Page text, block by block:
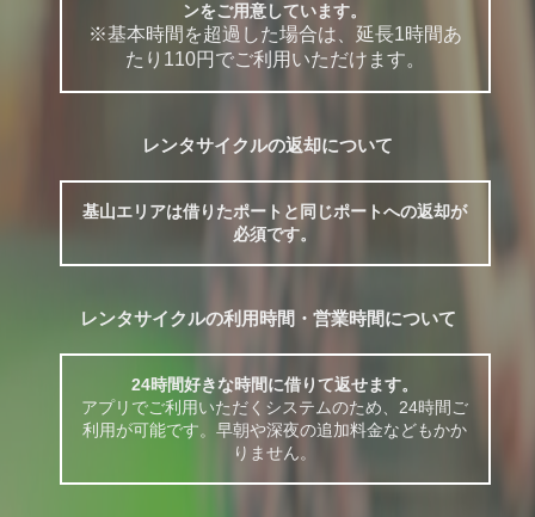
ンをご用意しています。
※基本時間を超過した場合は、延長1時間あ
たり110円でご利用いただけます。
レンタサイクルの返却について
基山エリアは借りたポートと同じポートへの返却が
必須です。
レンタサイクルの利用時間・営業時間について
24時間好きな時間に借りて返せます。
アプリでご利用いただくシステムのため、24時間ご
利用が可能です。早朝や深夜の追加料金などもかか
りません。